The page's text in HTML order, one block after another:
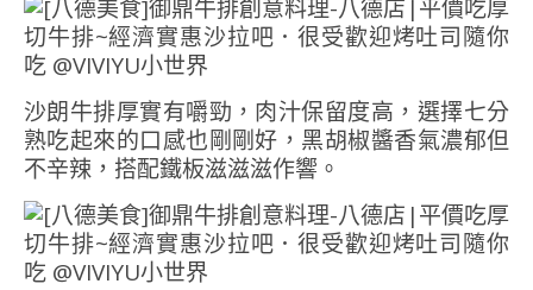
沙朗牛排厚實有嚼勁，肉汁保留度高，選擇七分
熟吃起來的口感也剛剛好，黑胡椒醬香氣濃郁但
不辛辣，搭配鐵板滋滋滋作響。